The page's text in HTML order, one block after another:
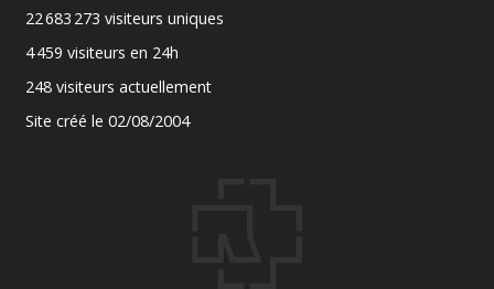
22 683 273 visiteurs uniques
4 459 visiteurs en 24h
248 visiteurs actuellement
Site créé le 02/08/2004